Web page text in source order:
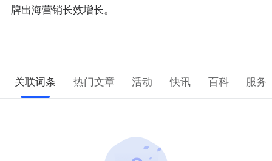
牌出海营销长效增长。
关联词条 热门文章 活动 快讯 百科 服务